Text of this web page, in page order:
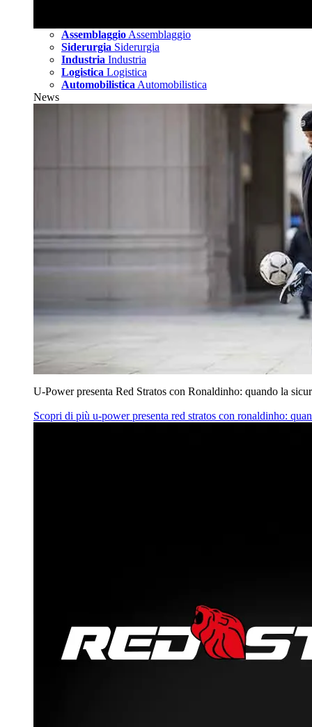
Assemblaggio Assemblaggio
Siderurgia Siderurgia
Industria Industria
Logistica Logistica
Automobilistica Automobilistica
News
U‑Power presenta Red Stratos con Ronaldinho: quando la
Scopri di più u‑power presenta red stratos con ronaldinho: